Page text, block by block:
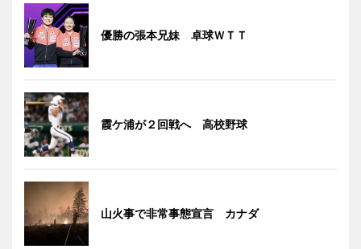
優勝の張本兄妹 卓球ＷＴＴ
霞ケ浦が２回戦へ 高校野球
山火事で非常事態宣言 カナダ